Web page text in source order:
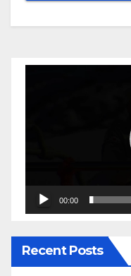
00:00
Recent Posts